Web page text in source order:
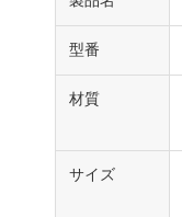
型番
材質
サイズ